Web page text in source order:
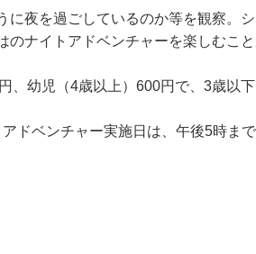
夜を過ごしているのか等を観察。
のナイトアドベンチャーを楽しむこ
、幼児（4歳以上）600円で、3歳以
ドベンチャー実施日は、午後5時ま